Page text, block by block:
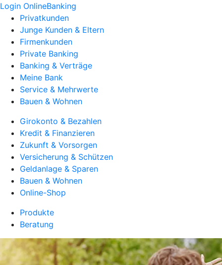
Login OnlineBanking
Privatkunden
Junge Kunden & Eltern
Firmenkunden
Private Banking
Banking & Verträge
Meine Bank
Service & Mehrwerte
Bauen & Wohnen
Girokonto & Bezahlen
Kredit & Finanzieren
Zukunft & Vorsorgen
Versicherung & Schützen
Geldanlage & Sparen
Bauen & Wohnen
Online-Shop
Produkte
Beratung